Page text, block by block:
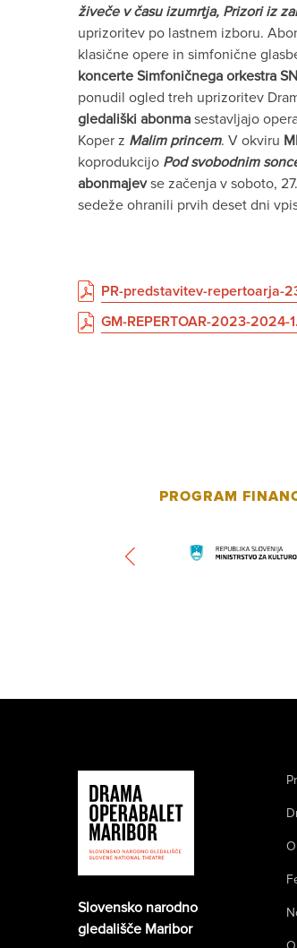
živeče v času izumrtja, Prizori iz
uprizoritev po lastnem izboru.
klasične opere in simfonične
koncerte Simfoničnega orkestra
ponudil ogled treh uprizoritev
gledališki abonma sestavljajo
Koper z Malim princem. V okviru
koprodukcijo Pod svobodnim
abonmajevse začenja v soboto,
sedeže ohranili prvih deset dni
PR-predstavitev-repertoarja-
GM-REPERTOAR-2023-2024-
PROGRAM
Slovensko narodno
gledališče Maribor